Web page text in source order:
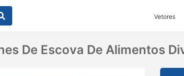
Vetores
De Escova De Alimentos